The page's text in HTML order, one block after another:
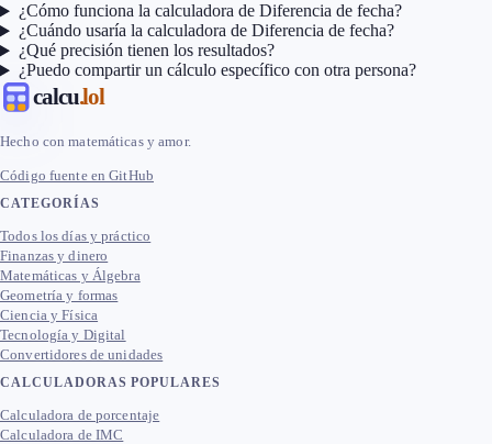
¿Cómo funciona la calculadora de Diferencia de fecha?
¿Cuándo usaría la calculadora de Diferencia de fecha?
¿Qué precisión tienen los resultados?
¿Puedo compartir un cálculo específico con otra persona?
calcu.lol
Hecho con matemáticas y amor.
Código fuente en GitHub
CATEGORÍAS
Todos los días y práctico
Finanzas y dinero
Matemáticas y Álgebra
Geometría y formas
Ciencia y Física
Tecnología y Digital
Convertidores de unidades
CALCULADORAS POPULARES
Calculadora de porcentaje
Calculadora de IMC